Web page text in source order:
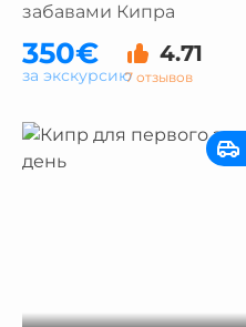
забавами Кипра
350€ 4.71
7 отзывов
за экскурсию